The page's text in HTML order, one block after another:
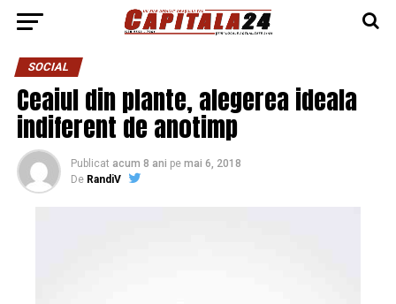
SOCIAL
Ceaiul din plante, alegerea ideala
indiferent de anotimp
Publicat acum 8 ani pe mai 6, 2018
De RandiV